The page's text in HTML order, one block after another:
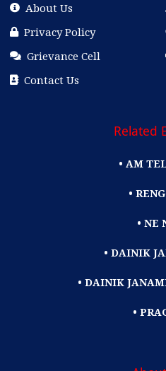
About Us
Privacy Policy
Grievance Cell
Contact Us
Related
• AM
•
• NE
• DAINIK
• DAINIK
•